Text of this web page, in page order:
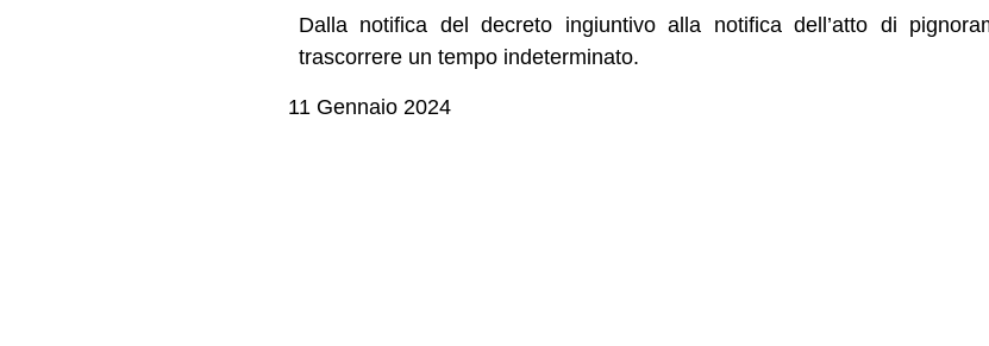
Dalla notifica del decreto ingiuntivo alla notifica dell’atto di
trascorrere un tempo indeterminato.
11 Gennaio 2024